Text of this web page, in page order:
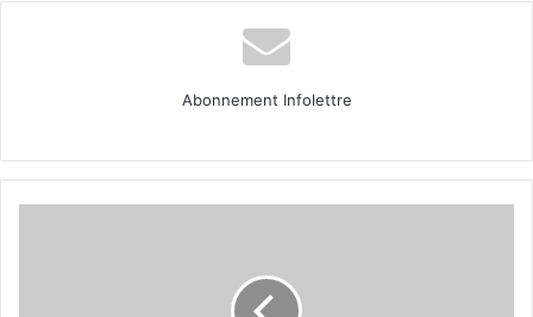
Abonnement Infolettre